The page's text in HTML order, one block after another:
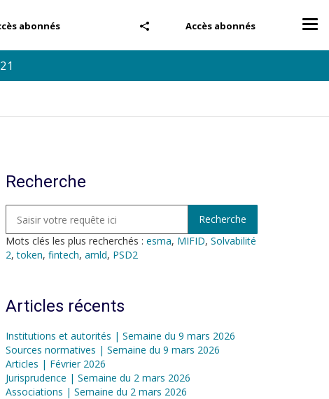
Accès abonnés
abonnés
Recherche
Mots clés les plus recherchés : esma, MIFID, Solvabilité
2,token, fintech, amld, PSD2
Articles récents
Institutions et autorités | Semaine du 9 mars 2026
Sources normatives | Semaine du 9 mars 2026
Articles | Février 2026
Jurisprudence | Semaine du 2 mars 2026
Associations | Semaine du 2 mars 2026